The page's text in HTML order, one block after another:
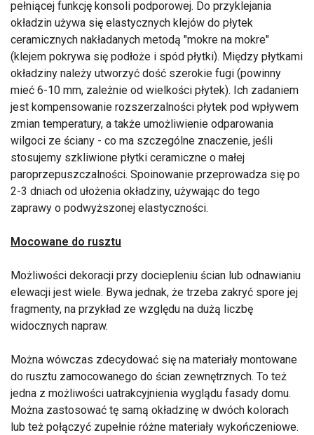
pełniącej funkcję konsoli podporowej. Do przyklejania
okładzin używa się elastycznych klejów do płytek
ceramicznych nakładanych metodą "mokre na mokre"
(klejem pokrywa się podłoże i spód płytki). Między płytkami
okładziny należy utworzyć dość szerokie fugi (powinny
mieć 6-10 mm, zależnie od wielkości płytek). Ich zadaniem
jest kompensowanie rozszerzalności płytek pod wpływem
zmian temperatury, a także umożliwienie odparowania
wilgoci ze ściany - co ma szczególne znaczenie, jeśli
stosujemy szkliwione płytki ceramiczne o małej
paroprzepuszczalności. Spoinowanie przeprowadza się po
2-3 dniach od ułożenia okładziny, używając do tego
zaprawy o podwyższonej elastyczności.
Mocowane do rusztu
Możliwości dekoracji przy dociepleniu ścian lub odnawianiu
elewacji jest wiele. Bywa jednak, że trzeba zakryć spore jej
fragmenty, na przykład ze względu na dużą liczbę
widocznych napraw.
Można wówczas zdecydować się na materiały montowane
do rusztu zamocowanego do ścian zewnętrznych. To też
jedna z możliwości uatrakcyjnienia wyglądu fasady domu.
Można zastosować tę samą okładzinę w dwóch kolorach
lub też połączyć zupełnie różne materiały wykończeniowe.